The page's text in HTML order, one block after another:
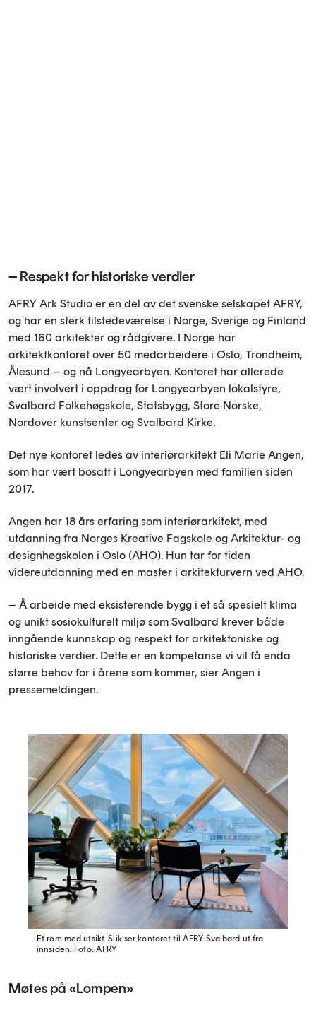
– Respekt for historiske verdier
AFRY Ark Studio er en del av det svenske selskapet AFRY,
og har en sterk tilstedeværelse i Norge, Sverige og Finland
med 160 arkitekter og rådgivere. I Norge har
arkitektkontoret over 50 medarbeidere i Oslo, Trondheim,
Ålesund – og nå Longyearbyen. Kontoret har allerede
vært involvert i oppdrag for Longyearbyen lokalstyre,
Svalbard Folkehøgskole, Statsbygg, Store Norske,
Nordover kunstsenter og Svalbard Kirke.
Det nye kontoret ledes av interiørarkitekt Eli Marie Angen,
som har vært bosatt i Longyearbyen med familien siden
2017.
Angen har 18 års erfaring som interiørarkitekt, med
utdanning fra Norges Kreative Fagskole og Arkitektur- og
designhøgskolen i Oslo (AHO). Hun tar for tiden
videreutdanning med en master i arkitekturvern ved AHO.
– Å arbeide med eksisterende bygg i et så spesielt klima
og unikt sosiokulturelt miljø som Svalbard krever både
inngående kunnskap og respekt for arkitektoniske og
historiske verdier. Dette er en kompetanse vi vil få enda
større behov for i årene som kommer, sier Angen i
pressemeldingen.
Et rom med utsikt. Slik ser kontoret til AFRY Svalbard ut fra
innsiden. Foto: AFRY
Møtes på «Lompen»